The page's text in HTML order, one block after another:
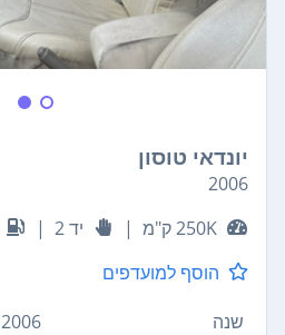
יונדאי טוסון
2006
250K ק"מ
| יד 2 |
הוסף למועדפים
שנה
2006